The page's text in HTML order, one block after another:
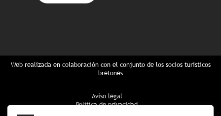
Web realizada en colaboración con el conjunto de los socios turísticos
bretones
Aviso legal
Política de privacidad